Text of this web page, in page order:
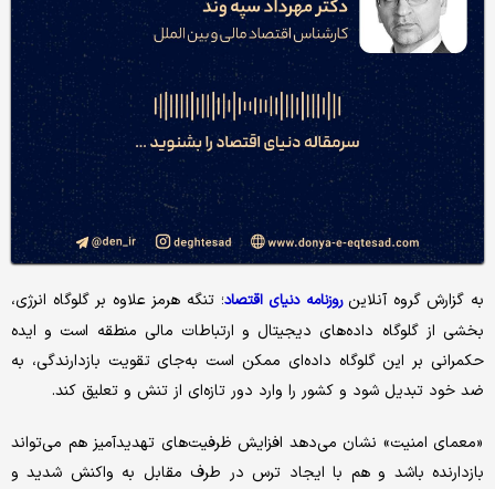
به گزارش گروه آنلاینروزنامه دنیای اقتصاد؛ تنگه هرمز علاوه بر گلوگاه انرژی،
بخشی از گلوگاه داده‌های دیجیتال و ارتباطات مالی منطقه است و ایده
حکمرانی بر این گلوگاه داده‌ای ممکن است به‌جای تقویت بازدارندگی، به
ضد خود تبدیل شود و کشور را وارد دور تازه‌ای از تنش و تعلیق کند.
«معمای امنیت» نشان می‌دهد افزایش ظرفیت‌های تهدیدآمیز هم می‌تواند
بازدارنده باشد و هم با ایجاد ترس در طرف مقابل به واکنش شدید و